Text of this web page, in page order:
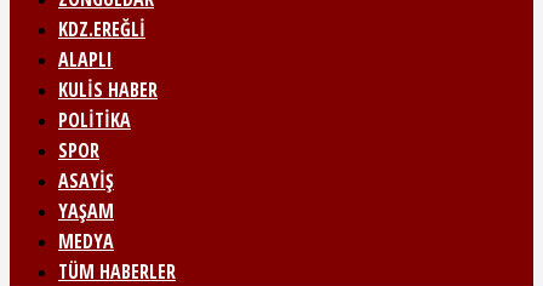
KDZ.EREĞLİ
ALAPLI
KULİS HABER
POLİTİKA
SPOR
ASAYİŞ
YAŞAM
MEDYA
TÜM HABERLER